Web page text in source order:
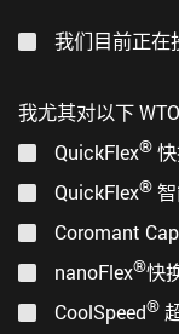
我们目前正在
我尤其对以下
QuickFlex®
QuickFlex®
Coromant
nanoFlex®快
CoolSpeed®